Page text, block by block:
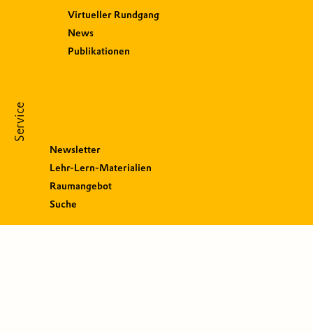
Virtueller Rundgang
News
Publikationen
Service
Newsletter
Lehr-Lern-Materialien
Raumangebot
Suche